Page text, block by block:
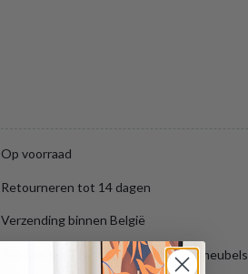
Op voorraad
Retourneren tot 14 dagen
Verzending binnen België
Tot één jaar gratis opslag van jouw meubels